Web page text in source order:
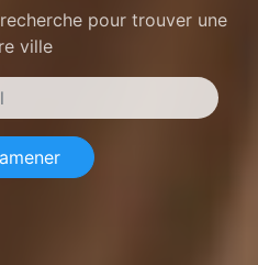
pour trouver une
ville